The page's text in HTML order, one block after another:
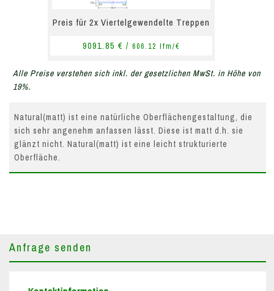
Preis für 2x Viertelgewendelte Treppen
9091.85 € / 606.12 lfm/€
Alle Preise verstehen sich inkl. der gesetzlichen MwSt. in Höhe von
19%.
Natural(matt) ist eine natürliche Oberflächengestaltung, die
sich sehr angenehm anfassen lässt. Diese ist matt d.h. sie
glänzt nicht. Natural(matt) ist eine leicht strukturierte
Oberfläche.
Anfrage senden